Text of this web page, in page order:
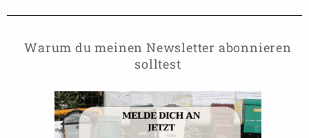
Warum du meinen Newsletter abonnieren
solltest